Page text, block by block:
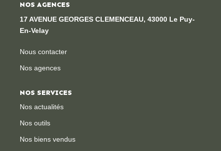
NOS AGENCES
17 AVENUE GEORGES CLEMENCEAU, 43000 Le Puy-
En-Velay
Nous contacter
Nos agences
NOS SERVICES
Nos actualités
Nos outils
Nos biens vendus